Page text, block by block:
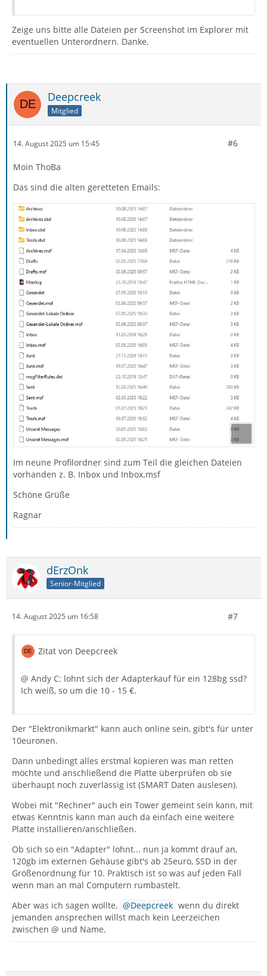
Zeige uns bitte alle Dateien per Screenshot im Explorer mit
eventuellen Unterordnern. Danke.
Deepcreek
Mitglied
14. August 2025 um 15:45 #6
Moin ThoBa
Das sind die alten geretteten Emails:
Im neune Profilordner sind zum Teil die gleichen Dateien
vorhanden z. B. Inbox und Inbox.msf
Schöne Grüße
Ragnar
dErzOnk
Senior-Mitglied
14. August 2025 um 16:58 #7
Zitat von Deepcreek
@ Andy C: lohnt sich der Adapterkauf für ein 128bg ssd?
Ich weiß, so um die 10 - 15 €.
Der "Elektronikmarkt" kann auch online sein, gibt's für unter
10euronen.
Dann unbedingt alles erstmal kopieren was man retten
möchte und anschließend die Platte überprüfen ob sie
überhaupt noch zuverlässig ist (SMART Daten auslesen).
Wobei mit "Rechner" auch ein Tower gemeint sein kann, mit
etwas Kenntnis kann man auch da einfach eine weitere
Platte installieren/anschließen.
Ob sich so ein "Adapter" lohnt... nun ja kommt drauf an,
120gb im externen Gehäuse gibt's ab 25euro, SSD in der
Größenordnung für 10. Praktisch ist so was auf jeden Fall
wenn man an mal Computern rumbastelt.
Aber was ich sagen wollte,
Deepcreek wenn du direkt
jemanden ansprechen willst mach kein Leerzeichen
zwischen @ und Name.